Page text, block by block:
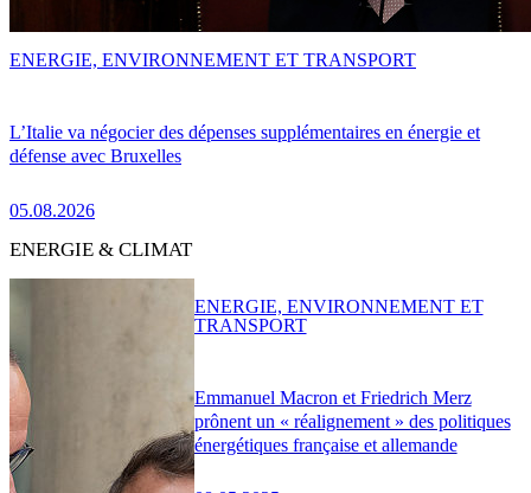
L’Italie va négocier des dépenses supplémentaires en énergie et
défense avec Bruxelles
05.08.2026
ENERGIE, ENVIRONNEMENT ET TRANSPORT
ENERGIE & CLIMAT
Emmanuel Macron et Friedrich Merz
prônent un « réalignement » des politiques
énergétiques française et allemande
ENERGIE, ENVIRONNEMENT ET
TRANSPORT